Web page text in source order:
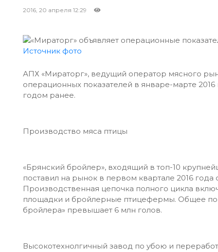
2016, 20 апреля 12:29
Источник фото
АПХ «Мираторг», ведущий оператор мясного
операционных показателей в январе-марте
годом ранее.
Производство мяса птицы
«Брянский бройлер», входящий в топ-10
поставил на рынок в первом квартале 2016
Производственная цепочка полного цикла
площадки и бройлерные птицефермы. Общее
бройлера» превышает 6 млн голов.
Высокотехнолгичный завод по убою и